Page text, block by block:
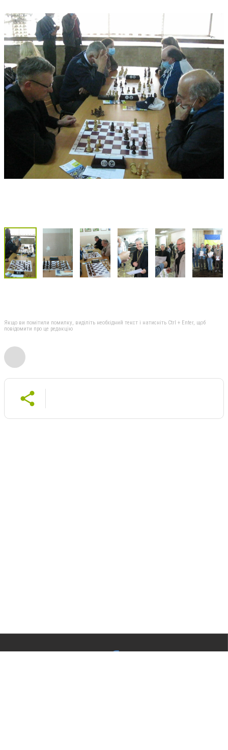
Якщо ви помітили помилку, виділіть необхідний текст і натисніть Ctrl + Enter, щоб
повідомити про це редакцію